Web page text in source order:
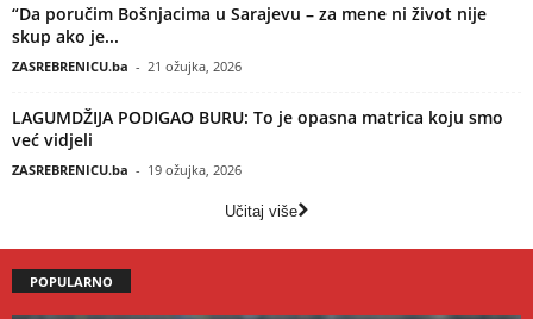
“Da poručim Bošnjacima u Sarajevu – za mene ni život nije
skup ako je...
ZASREBRENICU.ba - 21 ožujka, 2026
LAGUMDŽIJA PODIGAO BURU: To je opasna matrica koju smo
već vidjeli
ZASREBRENICU.ba - 19 ožujka, 2026
Učitaj više
POPULARNO